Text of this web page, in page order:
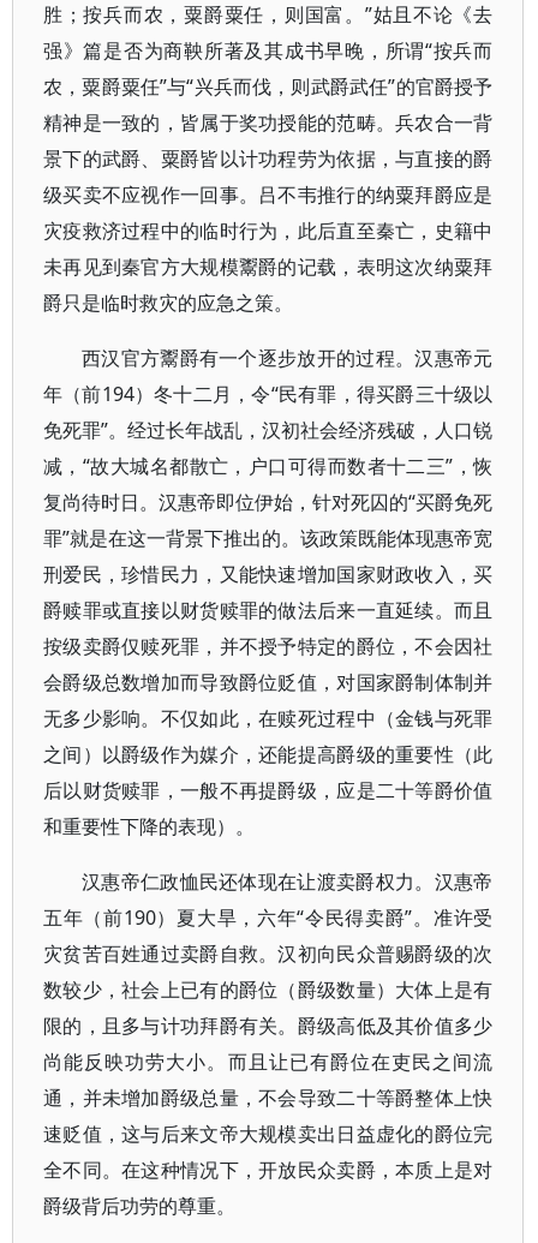
胜；按兵而农，粟爵粟任，则国富。”姑且不论《去
强》篇是否为商鞅所著及其成书早晚，所谓“按兵而
农，粟爵粟任”与“兴兵而伐，则武爵武任”的官爵授予
精神是一致的，皆属于奖功授能的范畴。兵农合一背
景下的武爵、粟爵皆以计功程劳为依据，与直接的爵
级买卖不应视作一回事。吕不韦推行的纳粟拜爵应是
灾疫救济过程中的临时行为，此后直至秦亡，史籍中
未再见到秦官方大规模鬻爵的记载，表明这次纳粟拜
爵只是临时救灾的应急之策。
西汉官方鬻爵有一个逐步放开的过程。汉惠帝元
年（前194）冬十二月，令“民有罪，得买爵三十级以
免死罪”。经过长年战乱，汉初社会经济残破，人口锐
减，“故大城名都散亡，户口可得而数者十二三”，恢
复尚待时日。汉惠帝即位伊始，针对死囚的“买爵免死
罪”就是在这一背景下推出的。该政策既能体现惠帝宽
刑爱民，珍惜民力，又能快速增加国家财政收入，买
爵赎罪或直接以财货赎罪的做法后来一直延续。而且
按级卖爵仅赎死罪，并不授予特定的爵位，不会因社
会爵级总数增加而导致爵位贬值，对国家爵制体制并
无多少影响。不仅如此，在赎死过程中（金钱与死罪
之间）以爵级作为媒介，还能提高爵级的重要性（此
后以财货赎罪，一般不再提爵级，应是二十等爵价值
和重要性下降的表现）。
汉惠帝仁政恤民还体现在让渡卖爵权力。汉惠帝
五年（前190）夏大旱，六年“令民得卖爵”。准许受
灾贫苦百姓通过卖爵自救。汉初向民众普赐爵级的次
数较少，社会上已有的爵位（爵级数量）大体上是有
限的，且多与计功拜爵有关。爵级高低及其价值多少
尚能反映功劳大小。而且让已有爵位在吏民之间流
通，并未增加爵级总量，不会导致二十等爵整体上快
速贬值，这与后来文帝大规模卖出日益虚化的爵位完
全不同。在这种情况下，开放民众卖爵，本质上是对
爵级背后功劳的尊重。